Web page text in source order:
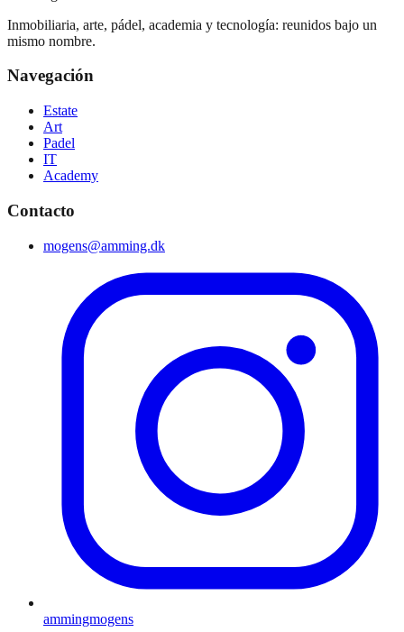
Inmobiliaria, arte, pádel, academia y tecnología: reunidos bajo un
mismo nombre.
Navegación
Estate
Art
Padel
IT
Academy
Contacto
mogens@amming.dk
ammingmogens